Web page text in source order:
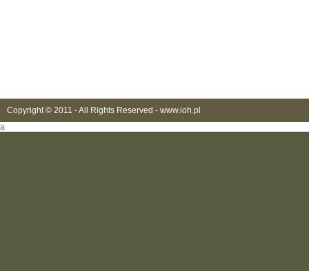
Copyright © 2011 - All Rights Reserved - www.ioh.pl
a